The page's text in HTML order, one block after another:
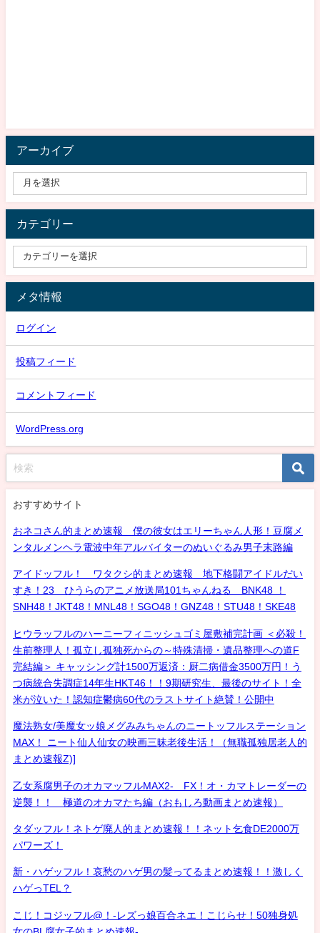
アーカイブ
カテゴリー
メタ情報
ログイン
投稿フィード
コメントフィード
WordPress.org
おすすめサイト
おネコさん的まとめ速報 僕の彼女はエリーちゃん人形！豆腐メ
ンタルメンヘラ電波中年アルバイターのぬいぐるみ男子末路編
アイドッフル！ ワタクシ的まとめ速報 地下格闘アイドルだい
すき！23 ひうらのアニメ放送局101ちゃんねる BNK48 ！
SNH48！JKT48！MNL48！SGO48！GNZ48！STU48！SKE48
ヒウラッフルのハーニーフィニッシュゴミ屋敷補完計画 ＜必殺！
生前整理人！孤立し孤独死からの～特殊清掃・遺品整理への道F
完結編＞ キャッシング計1500万返済：厨二病借金3500万円！う
つ病統合失調症14年生HKT46！！9期研究生、最後のサイト！全
米が泣いた！認知症鬱病60代のラストサイト絶賛！公開中
魔法熟女/美魔女ッ娘メグみみちゃんのニートッフルステーション
MAX！ ニート仙人仙女の映画三昧老後生活！（無職孤独居老人的
まとめ速報Z)]
乙女系腐男子のオカマッフルMAX2- FX！オ・カマトレーダーの
逆襲！！ 極道のオカマたち編（おもしろ動画まとめ速報）
タダッフル！ネトゲ廃人的まとめ速報！！ネット乞食DE2000万
パワーズ！
新・ハゲッフル！哀愁のハゲ男の髪ってるまとめ速報！！激しく
ハゲっTEL？
こじ！コジッフル@！-レズっ娘百合ネエ！こじらせ！50独身処